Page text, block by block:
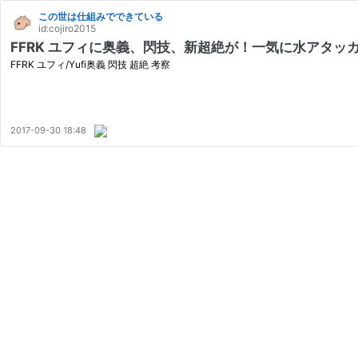
この世は仕組みでできている
id:cojiro2015
FFRK ユフィに奥義、閃技、新超絶が！一気に水アタッ
FFRK ユフィ/Yufi奥義 閃技 超絶 考察
2017-09-30 18:48